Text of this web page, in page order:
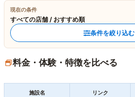
現在の条件
すべての店舗 / おすすめ順
条件を絞り込む
料金・体験・特徴を比べる
施設名 リンク